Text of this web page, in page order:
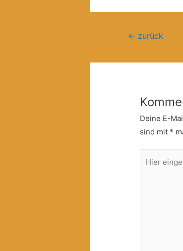
← zurück
Deine E-
sind mit *
eingeben…